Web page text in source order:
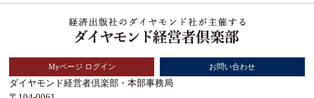
Myページ ログイン お問い合わせ
ダイヤモンド経営者倶楽部・本部事務局